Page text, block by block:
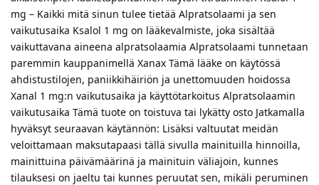
mg – Kaikki mitä sinun tulee tietää Alpratsolaami ja sen
vaikutusaika Ksalol 1 mg on lääkevalmiste, joka sisältää
vaikuttavana aineena alpratsolaamia Alpratsolaami tunnetaan
paremmin kauppanimellä Xanax Tämä lääke on käytössä
ahdistustilojen, paniikkihäiriön ja unettomuuden hoidossa
Xanal 1 mg:n vaikutusaika ja käyttötarkoitus Alpratsolaamin
vaikutusaika Tämä tuote on toistuva tai lykätty osto Jatkamalla
hyväksyt seuraavan käytännön: Lisäksi valtuutat meidän
veloittamaan maksutapaasi tällä sivulla mainituilla hinnoilla,
mainittuina päivämäärinä ja mainituin väliajoin, kunnes
tilauksesi on jaeltu tai kunnes peruutat sen, mikäli peruminen